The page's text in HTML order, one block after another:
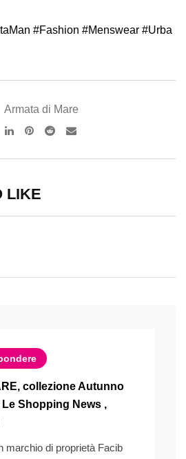
#Fashion #Menswear #Urba
Armata di Mare
Pinterest
RedditShare
LIKE
collezione Autunno
Le Shopping News ,
di proprietà Facib